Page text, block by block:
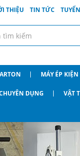
THIỆU TIN TỨC
MÁY ÉP KIỆN
DỤNG VẬT